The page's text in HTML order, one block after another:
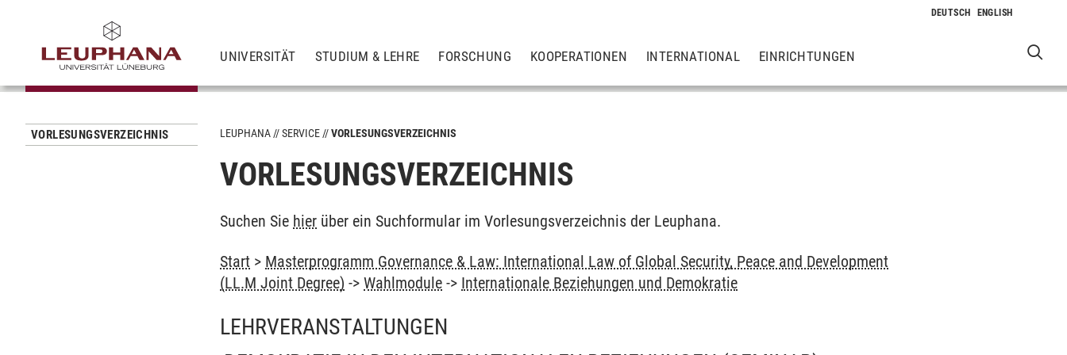
UNIVERSITÄT STUDIUM & LEHRE FORSCHUNG KOOPERATIONEN INTERNATIONAL EINRICHTUNGEN
VORLESUNGSVERZEICHNIS LEUPHANA SERVICE VORLESUNGSVERZEICHNIS
VORLESUNGSVERZEICHNIS
Suchen Sie hier über ein Suchformular im Vorlesungsverzeichnis der Leuphana.
Start > Masterprogramm Governance & Law: International Law of Global Security, Peace and Development
(LL.M Joint Degree) ->Wahlmodule -> Internationale Beziehungen und Demokratie
LEHRVERANSTALTUNGEN